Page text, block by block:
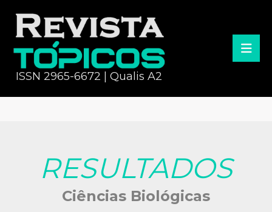
ISSN 2965-6672 | Qualis A2
RESULTADOS
Ciências Biológicas